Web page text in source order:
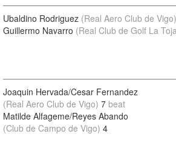
Ubaldino Rodriguez (Real Aero Club de Vigo)
Guillermo Navarro (Real Club de Golf La
Joaquin Hervada/Cesar Fernandez
(Real Aero Club de Vigo) 7 beat
Matilde Alfageme/Reyes Abando
(Club de Campo de Vigo) 4